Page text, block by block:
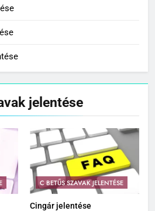
jelentése
C BETŰS SZAVAK JELENTÉSE
Cingár jelentése